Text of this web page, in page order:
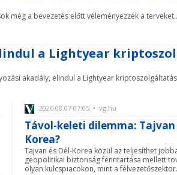
még a bevezetés előtt véleményezzék a
a Lightyear
akadály, elindul a Lightyear
2026.08.07 07:05 • vg.hu
Távol-keleti dilemma: Tajvan
Korea?
Tajvan és Dél-Korea közül az teljesíthet
geopolitikai biztonság fenntartása mellett
olyan kulcspiacokon, mint a félvezetőszektor.